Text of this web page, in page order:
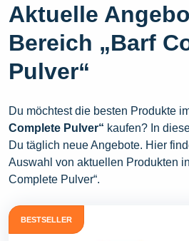
Aktuelle
Bereich „Barf
Pulver“
Du möchtest die besten Produkte
Complete Pulver“ kaufen? In
Du täglich neue Angebote. Hier
Auswahl von aktuellen Produkten
Complete Pulver“.
BESTSELLER